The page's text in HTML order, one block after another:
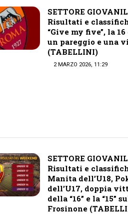
SETTORE
Risultati e
“Give my five”, la 16
un pareggio e una
(TABELLINI)
2 MARZO 2026, 11:29
SETTORE
Risultati e
Manita dell’U18,
dell’U17, doppia
della “16” e la “15”
Frosinone